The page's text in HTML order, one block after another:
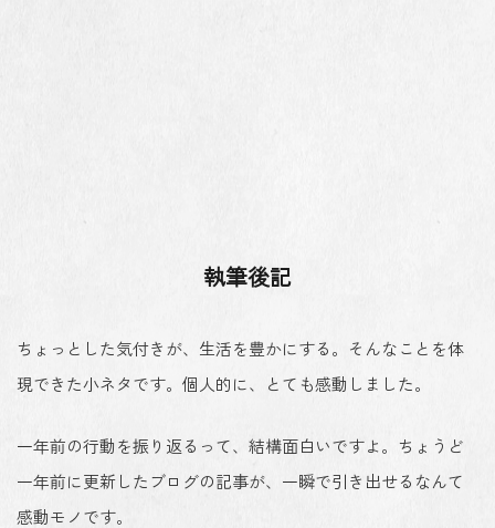
執筆後記
ちょっとした気付きが、生活を豊かにする。そんなことを体
現できた小ネタです。個人的に、とても感動しました。
一年前の行動を振り返るって、結構面白いですよ。ちょうど
一年前に更新したブログの記事が、一瞬で引き出せるなんて
感動モノです。